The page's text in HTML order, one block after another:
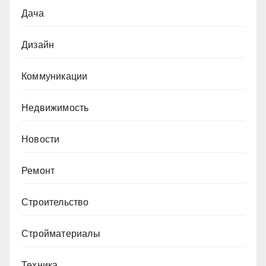
Дача
Дизайн
Коммуникации
Недвижимость
Новости
Ремонт
Строительство
Стройматериалы